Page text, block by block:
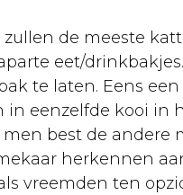
de meeste
eet/
te laten. Eens
in eenzelfde kooi in
best de andere
herkennen
vreemden ten